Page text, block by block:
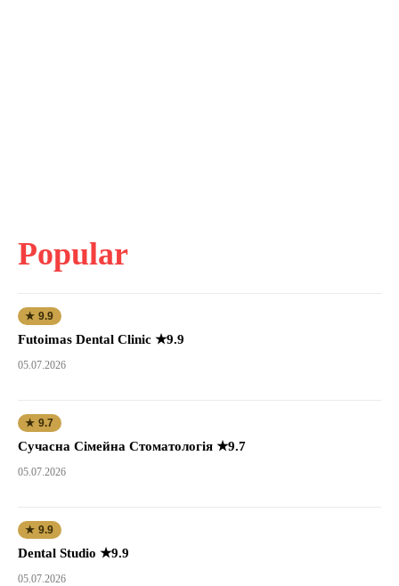
Popular
★ 9.9
Futoimas Dental Clinic ★9.9
05.07.2026
★ 9.7
Сучасна Сімейна Стоматологія ★9.7
05.07.2026
★ 9.9
Dental Studio ★9.9
05.07.2026